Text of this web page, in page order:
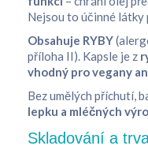
Nejsou to účinné látky
Obsahuje RYBY
příloha II). Kapsle je z
vhodný pro vegany
Bez umělých příchutí,
lepku a mléčných
Skladování a